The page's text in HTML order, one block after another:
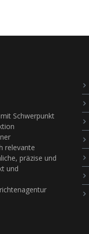
Schwerpunkt
relevante
präzise und
und